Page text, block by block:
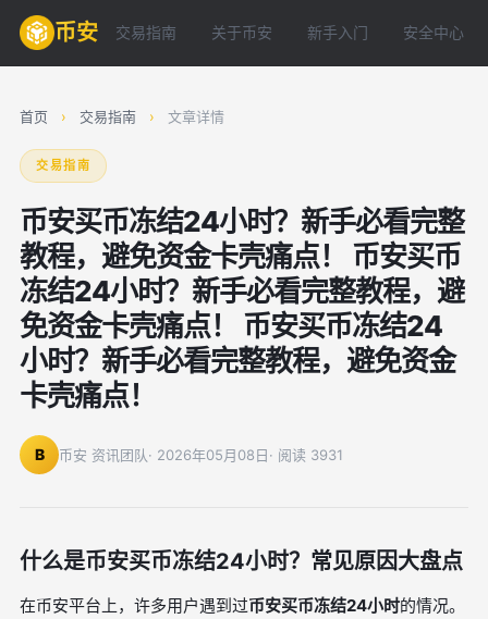
币安 交易指南 关于币安 新手入门 安全中心
首页 › 交易指南 › 文章详情
交易指南
币安买币冻结24小时？新手必看完整
教程，避免资金卡壳痛点！ 币安买币
冻结24小时？新手必看完整教程，避
免资金卡壳痛点！ 币安买币冻结24
小时？新手必看完整教程，避免资金
卡壳痛点！
B 币安 资讯团队· 2026年05月08日· 阅读 3931
什么是币安买币冻结24小时？常见原因大盘点
在币安平台上，许多用户遇到过币安买币冻结24小时的情况。